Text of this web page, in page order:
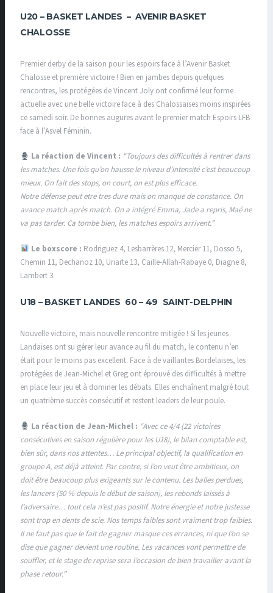
U20 –BASKET LANDES – AVENIR BASKET
CHALOSSE
Premier derby de la saison pour les espoirs face à l’Avenir Basket
Chalosse et première victoire ! Bien en jambes depuis quelques
rencontres, les protégées de Vincent Joly ont confirmé leur forme
actuelle avec une belle victoire face à des Chalossaises moins inspirées
ce samedi soir. De bonnes augures avant le premier match Espoirs LFB
face à l’Asvel Féminin.
La réaction de Vincent : “Toujours des difficultés à rentrer dans
les matches. Une fois qu’on hausse le niveau d’intensité c’est beaucoup
mieux. On fait des stops, on court, on est plus efficace.
Notre défense peut etre tres dure mais on manque de constance. On
avance match après match. On a intégré Emma, Jade a repris, Maé ne
va pas tarder. Ca tombe bien, les matches espoirs arrivent.”
Le boxscore : Rodriguez 4, Lesbarrères 12, Mercier 11, Dosso 5,
Chemin 11, Dechanoz 10, Uriarte 13, Caille-Allah-Rabaye 0, Diagne 8,
Lambert 3.
U18 –BASKET LANDES 60 – 49 SAINT-DELPHIN
Nouvelle victoire, mais nouvelle rencontre mitigée ! Si les jeunes
Landaises ont su gérer leur avance au fil du match, le contenu n’en
était pour le moins pas excellent. Face à de vaillantes Bordelaises, les
protégées de Jean-Michel et Greg ont éprouvé des difficultés à mettre
en place leur jeu et à dominer les débats. Elles enchaînent malgré tout
un quatrième succès consécutif et restent leaders de leur poule.
La réaction de Jean-Michel : “Avec ce 4/4 (22 victoires
consécutives en saison régulière pour les U18), le bilan comptable est,
bien sûr, dans nos attentes… Le principal objectif, la qualification en
groupe A, est déjà atteint. Par contre, si l’on veut être ambitieux, on
doit être beaucoup plus exigeants sur le contenu. Les balles perdues,
les lancers (50 % depuis le début de saison), les rebonds laissés à
l’adversaire… tout cela n’est pas positif. Notre énergie et notre justesse
sont trop en dents de scie. Nos temps faibles sont vraiment trop faibles.
Il ne faut pas que le fait de gagner masque ces errances, ni que l’on se
dise que gagner devient une routine. Les vacances vont permettre de
souffler, et le stage de reprise sera l’occasion de bien travailler avant la
phase retour.”